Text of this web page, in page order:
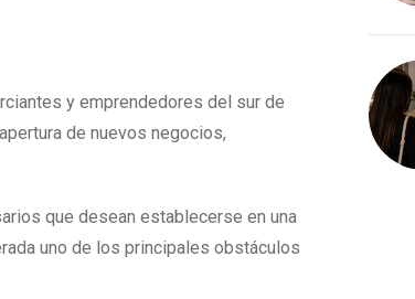
y emprendedores del sur de
de nuevos negocios,
que desean establecerse en una
uno de los principales obstáculos